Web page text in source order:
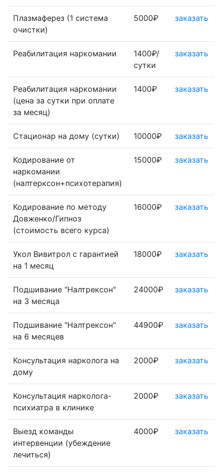
Плазмаферез (1 система
очистки)
5000₽ заказать
Реабилитация наркомании
1400₽/
сутки
заказать
Реабилитация наркомании
(цена за сутки при оплате
за месяц)
1400₽ заказать
Стационар на дому (сутки) 10000₽ заказать
Кодирование от
наркомании
(налтерксон+психотерапия)
15000₽ заказать
Кодирование по методу
Довженко/Гипноз
(стоимость всего курса)
16000₽ заказать
Укол Вивитрол с гарантией
на 1 месяц
18000₽ заказать
Подшивание "Налтрексон"
на 3 месяца
24000₽ заказать
Подшивание "Налтрексон"
на 6 месяцев
44900₽ заказать
Консультация нарколога на
дому
2000₽ заказать
Консультация нарколога-
психиатра в клинике
2000₽ заказать
Выезд команды
интервенции (убеждение
лечиться)
4000₽ заказать